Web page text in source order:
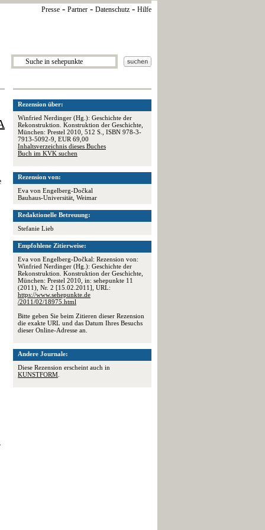
Presse - Partner - Datenschutz - Hilfe
Rezension über:
Winfried Nerdinger (Hg.): Geschichte der
Rekonstruktion. Konstruktion der Geschichte,
München: Prestel 2010, 512 S., ISBN 978-3-
7913-5092-9, EUR 69,00
Inhaltsverzeichnis dieses Buches
Buch im KVK suchen
Rezension von:
Eva von Engelberg-Dočkal
Bauhaus-Universität, Weimar
Redaktionelle Betreuung:
Stefanie Lieb
Empfohlene Zitierweise:
Eva von Engelberg-Dočkal: Rezension von:
Winfried Nerdinger (Hg.): Geschichte der
Rekonstruktion. Konstruktion der Geschichte,
München: Prestel 2010, in: sehepunkte 11
(2011), Nr. 2 [15.02.2011], URL:
https://www.sehepunkte.de
/2011/02/18975.html
Bitte geben Sie beim Zitieren dieser Rezension
die exakte URL und das Datum Ihres Besuchs
dieser Online-Adresse an.
Andere Journale:
Diese Rezension erscheint auch in
KUNSTFORM